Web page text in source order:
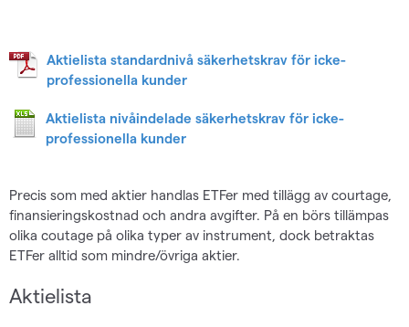
Aktielista standardnivå säkerhetskrav för icke-
professionella kunder
Aktielista nivåindelade säkerhetskrav för icke-
professionella kunder
Precis som med aktier handlas ETFer med tillägg av courtage,
finansieringskostnad och andra avgifter. På en börs tillämpas
olika coutage på olika typer av instrument, dock betraktas
ETFer alltid som mindre/övriga aktier.
Aktielista